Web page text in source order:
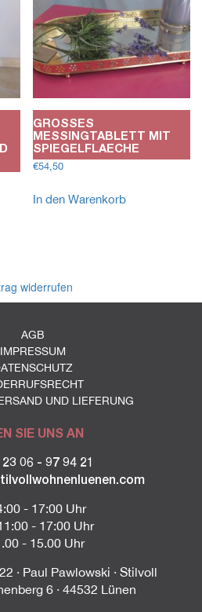
GROSSES
MESSINGTABLETT MIT
SPIEGELFLAECHE
€54,50
In den Warenkorb
widerrufen
AGB
IMPRESSUM
UND LIEFERUNG
SIE UNS AN
06 - 97 94 21
- 17:00 Uhr
- 17:00 Uhr
- 15.00 Uhr
· Paul Pawlowski · Stilvoll
6 · 44532 Lünen